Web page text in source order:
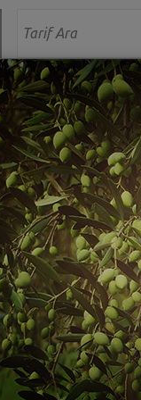
(5) tarif bulundu.